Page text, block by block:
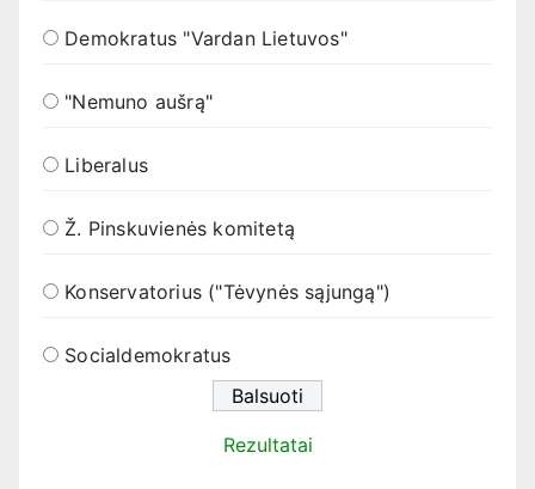
Demokratus "Vardan Lietuvos"
"Nemuno aušrą"
Liberalus
Ž. Pinskuvienės komitetą
Konservatorius ("Tėvynės sąjungą")
Socialdemokratus
Rezultatai